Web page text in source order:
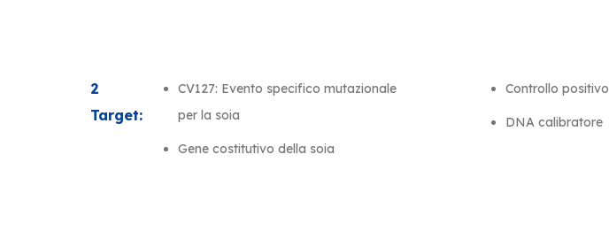
2
Target:
CV127: Evento specifico mutazionale
per la soia
Gene costitutivo della soia
Controllo positivo
DNA calibratore